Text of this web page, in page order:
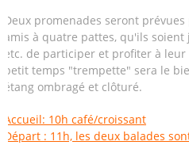
Deux promenades seront
amis à quatre pattes, qu'ils
etc. de participer et profiter à
petit temps "trempette" sera le
étang ombragé et clôturé.
Accueil: 10h café/croissant
Départ : 11h, les deux balades